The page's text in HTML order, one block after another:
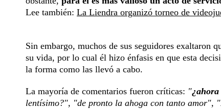
Lee también: La Liendra organizó torneo de
Sin embargo, muchos de sus seguidores exaltaron
su vida, por lo cual él hizo énfasis en que esta
la forma como las llevó a cabo.
La mayoría de comentarios fueron críticas: "¿ahora
lentísimo?", "de pronto la ahoga con tanto amor",